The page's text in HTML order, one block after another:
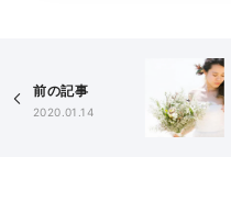
前の記事
2020.01.14